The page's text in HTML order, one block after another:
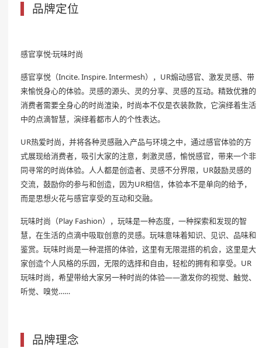
品牌定位
感官享悦·玩味时尚
感官享悦（Incite. Inspire. Intermesh），UR煽动感官、激发灵感、带
来愉悦身心的体验。灵感的源头、灵的分享、灵感的互动。精致优雅的
消费者需要全身心的时尚渲染，时尚本不仅是衣装款款，它演绎着生活
中的点滴智慧，演绎着都市人的个性表达。
UR热爱时尚，并将各种灵感融入产品与环境之中，通过感官体验的方
式展现给消费者，吸引大家的注意，刺激灵感，愉悦感官，带来一个非
同寻常的时尚体验。人人都是创造者、灵感不分界限，UR鼓励灵感的
交流，鼓励你的参与和创造，因为UR相信，体验本不是单向的给予，
而是思想火花与感官享受的互动和交融。
玩味时尚（Play Fashion），玩味是一种态度，一种探索和发现的智
慧，在生活的点滴中吸取创意的灵感。玩味意味着知识、见识、品味和
鉴赏。玩味时尚是一种混搭的体验，这里有无限混搭的机会，这里是大
家创造个人风格的乐园，无限的选择和自由，轻松的拥有和享受。UR
玩味时尚，希望带给大家另一种时尚的体验——激发你的视觉、触觉、
听觉、嗅觉……
品牌理念